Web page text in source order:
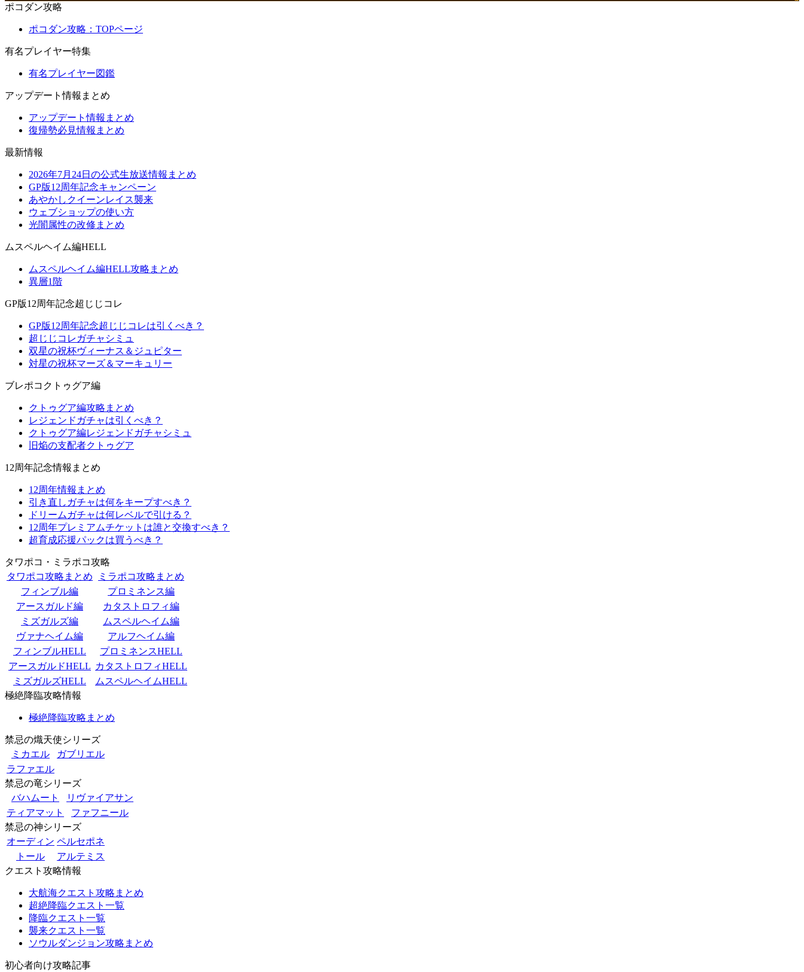
ポコダン攻略
ポコダン攻略：TOPページ
有名プレイヤー特集
有名プレイヤー図鑑
アップデート情報まとめ
アップデート情報まとめ
復帰勢必見情報まとめ
最新情報
2026年7月24日の公式生放送情報まとめ
GP版12周年記念キャンペーン
あやかしクイーンレイス襲来
ウェブショップの使い方
光闇属性の改修まとめ
ムスペルヘイム編HELL
ムスペルヘイム編HELL攻略まとめ
異層1階
GP版12周年記念超じじコレ
GP版12周年記念超じじコレは引くべき？
超じじコレガチャシミュ
双星の祝杯ヴィーナス＆ジュピター
対星の祝杯マーズ＆マーキュリー
ブレポコクトゥグア編
クトゥグア編攻略まとめ
レジェンドガチャは引くべき？
クトゥグア編レジェンドガチャシミュ
旧焔の支配者クトゥグア
12周年記念情報まとめ
12周年情報まとめ
引き直しガチャは何をキープすべき？
ドリームガチャは何レベルで引ける？
12周年プレミアムチケットは誰と交換すべき？
超育成応援パックは買うべき？
タワポコ・ミラポコ攻略
タワポコ攻略まとめ
ミラポコ攻略まとめ
フィンブル編
プロミネンス編
アースガルド編
カタストロフィ編
ミズガルズ編
ムスペルヘイム編
ヴァナヘイム編
アルフヘイム編
フィンブルHELL
プロミネンスHELL
アースガルドHELL カタストロフィHELL
ミズガルズHELL
ムスペルヘイムHELL
極絶降臨攻略情報
極絶降臨攻略まとめ
禁忌の熾天使シリーズ
ミカエル
ガブリエル
ラファエル
禁忌の竜シリーズ
バハムート
リヴァイアサン
ティアマット
ファフニール
禁忌の神シリーズ
オーディン ペルセポネ
トール
アルテミス
クエスト攻略情報
大航海クエスト攻略まとめ
超絶降臨クエスト一覧
降臨クエスト一覧
襲来クエスト一覧
ソウルダンジョン攻略まとめ
初心者向け攻略記事